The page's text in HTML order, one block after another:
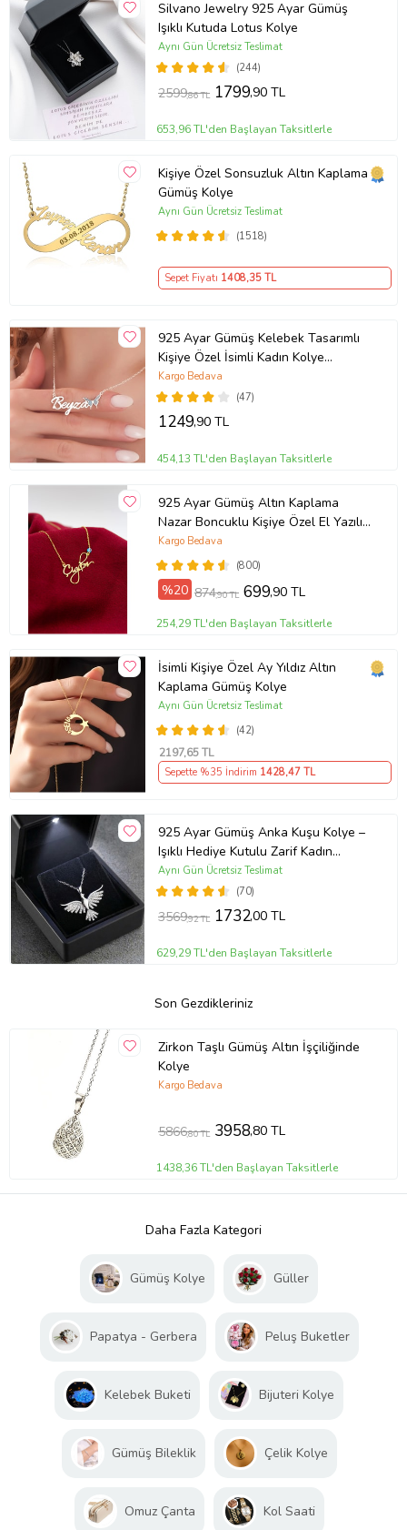
Silvano Jewelry 925 Ayar Gümüş
Işıklı Kutuda Lotus Kolye
(244)
Aynı Gün Ücretsiz Teslimat
2599,86 TL 1799,90 TL
653,96 TL'den Başlayan Taksitlerle
Kişiye Özel Sonsuzluk Altın Kaplama
Gümüş Kolye
(1518)
Aynı Gün Ücretsiz Teslimat
Sepet Fiyatı 1408,35 TL
925 Ayar Gümüş Kelebek Tasarımlı
Kişiye Özel İsimli Kadın Kolye
Anneye Hediye,Sevgiliye
Hediye,Arkadaşa Hediye,Doğum
Günü Hediyesi,Eşe Hediye
(47)
Kargo Bedava
1249,90 TL
454,13 TL'den Başlayan Taksitlerle
925 Ayar Gümüş Altın Kaplama
Nazar Boncuklu Kişiye Özel El Yazılı
Kolye (Sarı)
(800)
Kargo Bedava
%20 874,90 TL 699,90 TL
254,29 TL'den Başlayan Taksitlerle
İsimli Kişiye Özel Ay Yıldız Altın
Kaplama Gümüş Kolye
(42)
Aynı Gün Ücretsiz Teslimat
2197,65 TL
Sepette %35 İndirim 1428,47 TL
925 Ayar Gümüş Anka Kuşu Kolye –
Işıklı Hediye Kutulu Zarif Kadın
Kolyesi
(70)
Aynı Gün Ücretsiz Teslimat
3569,92 TL 1732,00 TL
629,29 TL'den Başlayan Taksitlerle
Son Gezdikleriniz
Zirkon Taşlı Gümüş Altın İşçiliğinde
Kolye
Kargo Bedava
5866,80 TL 3958,80 TL
1438,36 TL'den Başlayan Taksitlerle
Daha Fazla Kategori
Gümüş Kolye Güller
Papatya - Gerbera Peluş Buketler
Kelebek Buketi Bijuteri Kolye
Gümüş Bileklik Çelik Kolye
Omuz Çanta Kol Saati